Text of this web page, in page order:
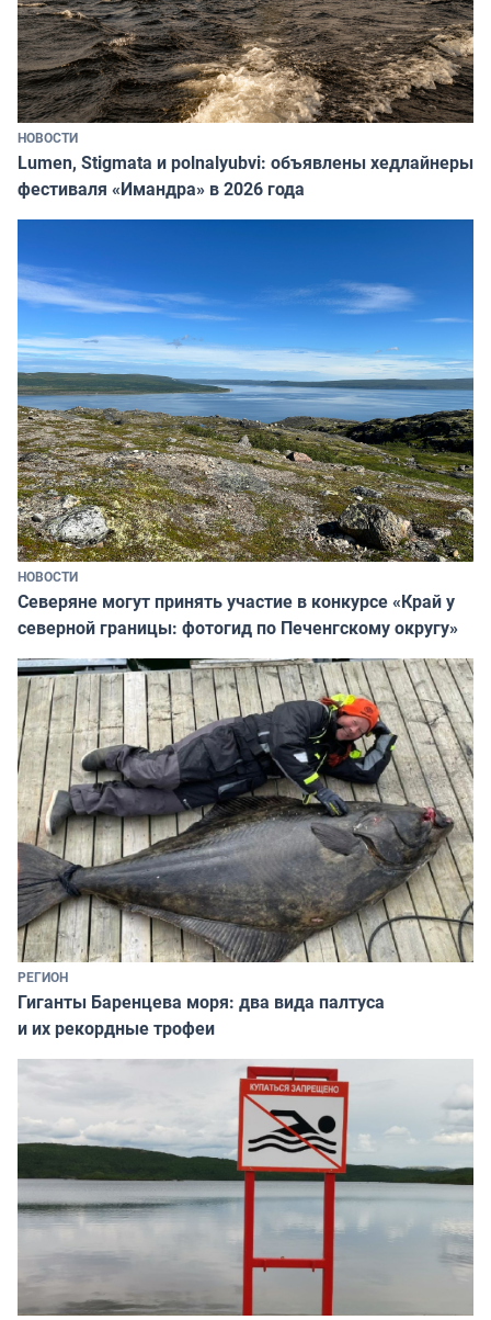
НОВОСТИ
Lumen, Stigmata и polnalyubvi: объявлены хедлайнеры
фестиваля «Имандра» в 2026 года
НОВОСТИ
Северяне могут принять участие в конкурсе «Край у
северной границы: фотогид по Печенгскому округу»
РЕГИОН
Гиганты Баренцева моря: два вида палтуса
и их рекордные трофеи